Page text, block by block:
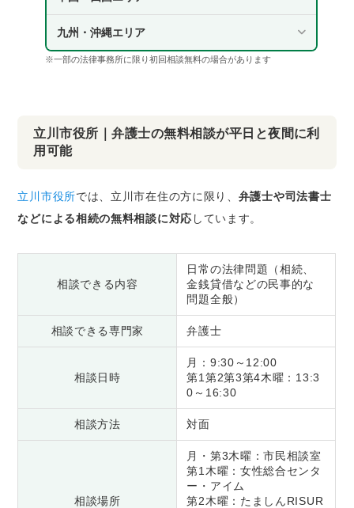
九州・沖縄エリア
※一部の法律事務所に限り初回相談無料の場合があります
立川市役所｜弁護士の無料相談が平日と夜間に利
用可能
立川市役所では、立川市在住の方に限り、 弁護士や司法書士
などによる相続の無料相談に対応 しています。
相談できる内容
日常の法律問題（相続、
金銭貸借などの民事的な
問題全般）
相談できる専門家 弁護士
相談日時
月：9:30～12:00
第1第2第3第4木曜：13:3
0～16:30
相談方法 対面
相談場所
月・第3木曜：市民相談室
第1木曜：女性総合センタ
ー・アイム
第2木曜：たましんRISUR